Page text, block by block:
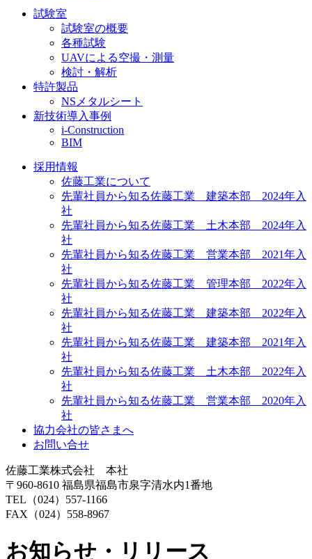
試験室
試験室の概要
各種試験
UAVによる空撮・測量
検討・解析
特許製品
NSメタルシート
新技術導入事例
i-Construction
BIM
採用情報
佐藤工業について
先輩社員から知る佐藤工業 建築本部 2024年入
社
先輩社員から知る佐藤工業 土木本部 2024年入
社
先輩社員から知る佐藤工業 営業本部 2021年入
社
先輩社員から知る佐藤工業 管理本部 2022年入
社
先輩社員から知る佐藤工業 建築本部 2022年入
社
先輩社員から知る佐藤工業 建築本部 2021年入
社
先輩社員から知る佐藤工業 土木本部 2022年入
社
先輩社員から知る佐藤工業 営業本部 2020年入
社
協力会社の皆さまへ
お問い合せ
佐藤工業株式会社 本社
〒960-8610 福島県福島市泉字清水内1番地
TEL（024）557-1166
FAX（024）558-8967
お知らせ・リリース